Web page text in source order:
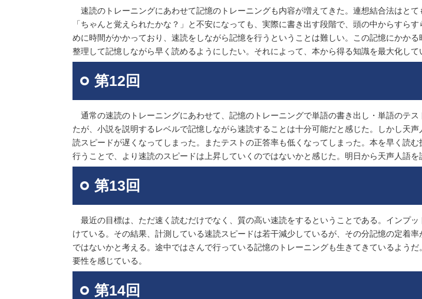
速読のトレーニングにあわせて記憶のトレーニングも内容が増えてきた。連想結合法はとて
「ちゃんと覚えられたかな？」と不安になっても、実際に書き出す段階で、頭の中からすら
めに時間がかかっており、速読をしながら記憶を行うということは難しい。この記憶にかか
整理して記憶しながら早く読めるようにしたい。それによって、本から得る知識を最大化して
第12回
通常の速読のトレーニングにあわせて、記憶のトレーニングで単語の書き出し・単語のテ
たが、小説を説明するレベルで記憶しながら速読することは十分可能だと感じた。しかし天
読スピードが遅くなってしまった。またテストの正答率も低くなってしまった。本を早く読
行うことで、より速読のスピードは上昇していくのではないかと感じた。明日から天声人語を
第13回
最近の目標は、ただ速く読むだけでなく、質の高い速読をするということである。インプ
けている。その結果、計測している速読スピードは若干減少しているが、その分記憶の定着
ではないかと考える。途中ではさんで行っている記憶のトレーニングも生きてきているよう
要性を感じている。
第14回